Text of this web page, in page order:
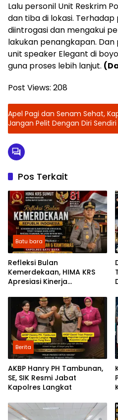
Lalu personil Unit Reskrim
dan tiba di lokasi.
diintrogasi dan mengakui
lakukan penangkapan.
unit speaker Elegant di
guna proses lebih lanjut.
Post Views: 208
Apel Pagi dan Senam Sehat,
Jangan Pelit Dengan Diri
Pos Terkait
Batu bara
Refleksi Bulan
Kemerdekaan, HIMA KRS
Apresiasi Kinerja
Kamtibmas Kapolres Batu
Bara AKBP Dony Satria
Wicaksono
Berita
AKBP Hanry PH Tambunan,
SE, SIK Resmi Jabat
Kapolres Langkat